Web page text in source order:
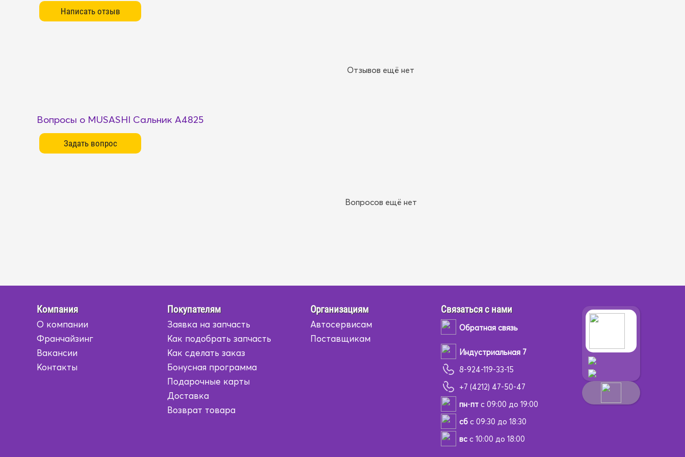
Отзывов ещё нет
Вопросы о MUSASHI Сальник A4825
Вопросов ещё нет
Компания
О компании
Франчайзинг
Вакансии
Контакты
Покупателям
Заявка на запчасть
Как подобрать запчасть
Как сделать заказ
Бонусная программа
Подарочные карты
Доставка
Возврат товара
Организациям
Автосервисам
Поставщикам
Связаться с нами
Обратная связь
Индустриальная 7
8-924-119-33-15
+7 (4212) 47-50-47
пн-птс 09:00 до 19:00
сбс 09:30 до 18:30
всс 10:00 до 18:00